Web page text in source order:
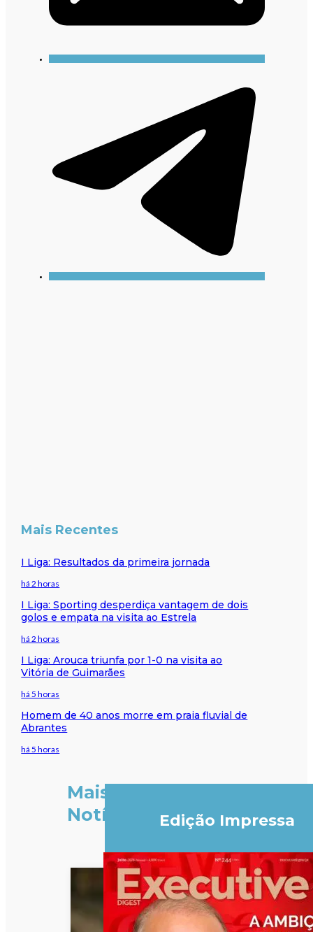
Mais Recentes
I Liga: Resultados da primeira jornada
há 2 horas
I Liga: Sporting desperdiça vantagem de dois
golos e empata na visita ao Estrela
há 2 horas
I Liga: Arouca triunfa por 1-0 na visita ao
Vitória de Guimarães
há 5 horas
Homem de 40 anos morre em praia fluvial de
Abrantes
há 5 horas
Mais
Notícias
Edição Impressa